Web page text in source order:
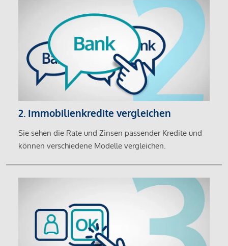
2. Immobilienkredite vergleichen
Sie sehen die Rate und Zinsen passender Kredite und
können verschiedene Modelle vergleichen.